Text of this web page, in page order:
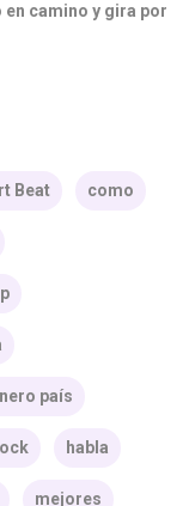
en camino y gira por
Beat como
país
habla
mejores